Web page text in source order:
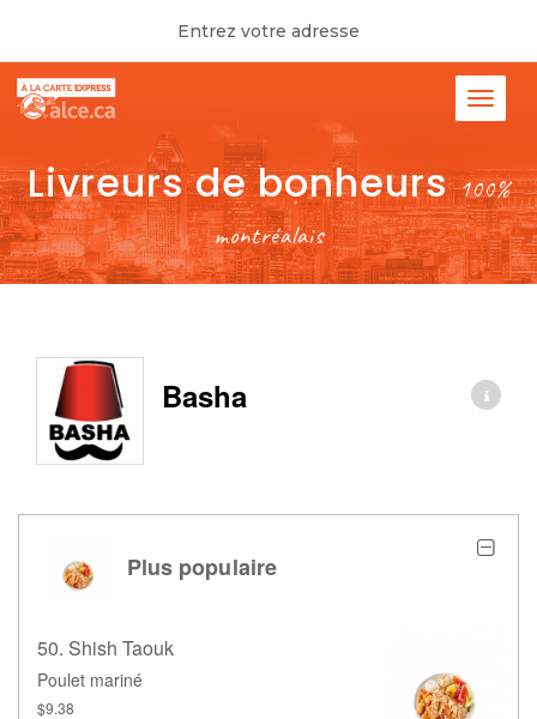
Entrez votre adresse
Livreurs de bonheurs100%
montréalais
Basha
Plus populaire
50. Shish Taouk
Poulet mariné
$9.38